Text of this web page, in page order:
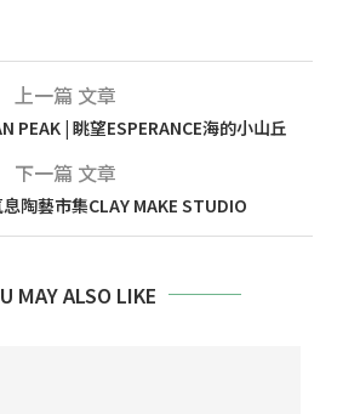
上一篇 文章
PEAK | 眺望ESPERANCE海的小山丘
下一篇 文章
息陶藝市集CLAY MAKE STUDIO
MAY ALSO LIKE